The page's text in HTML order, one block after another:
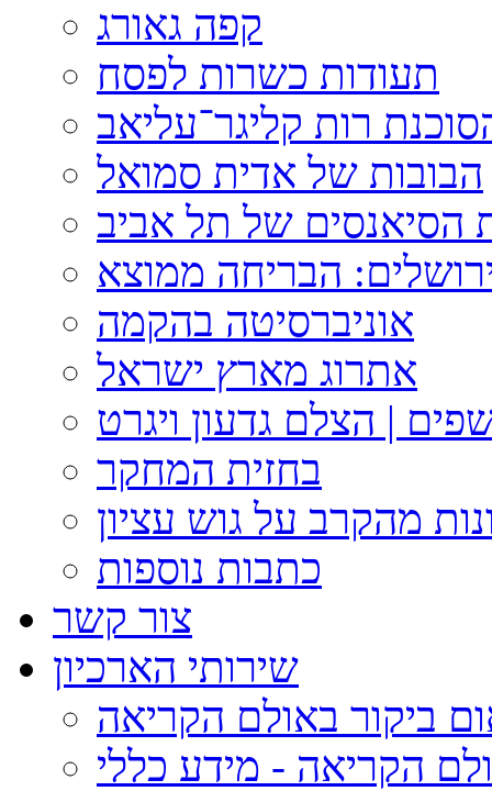
קפה גאורג
תעודות כשרות לפסח
רות קליגר־עליאב
הבובות של אדית סמואל
של תל אביב
הבריחה ממוצא
אוניברסיטה בהקמה
אתרוג מארץ ישראל
| הצלם גדעון ויגרט
בחזית המחקר
מהקרב על גוש עציון
כתבות נוספות
צור קשר
שירותי הארכיון
ביקור באולם הקריאה
הקריאה - מידע כללי